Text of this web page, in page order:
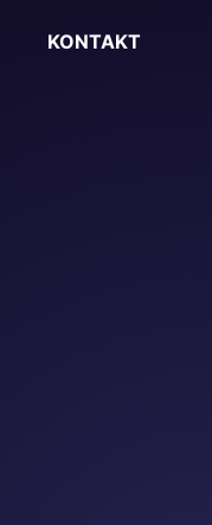
KONTAKT